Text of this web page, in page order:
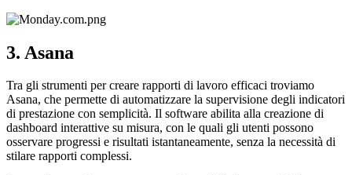
3. Asana
Tra gli strumenti per creare rapporti di lavoro efficaci troviamo
Asana, che permette di automatizzare la supervisione degli indicatori
di prestazione con semplicità. Il software abilita alla creazione di
dashboard interattive su misura, con le quali gli utenti possono
osservare progressi e risultati istantaneamente, senza la necessità di
stilare rapporti complessi.